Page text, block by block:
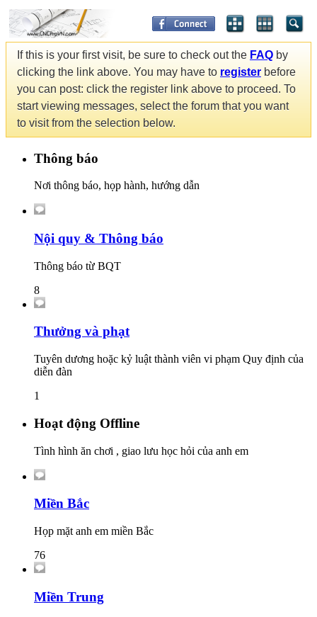
If this is your first visit, be sure to check out the FAQ by
clicking the link above. You may have to register before
you can post: click the register link above to proceed. To
start viewing messages, select the forum that you want
to visit from the selection below.
Thông báo
Nơi thông báo, họp hành, hướng dẫn
Nội quy & Thông báo
Thông báo từ BQT
8
Thưởng và phạt
Tuyên dương hoặc kỷ luật thành viên vi phạm Quy định của
diễn đàn
1
Hoạt động Offline
Tình hình ăn chơi , giao lưu học hỏi của anh em
Miền Bắc
Họp mặt anh em miền Bắc
76
Miền Trung